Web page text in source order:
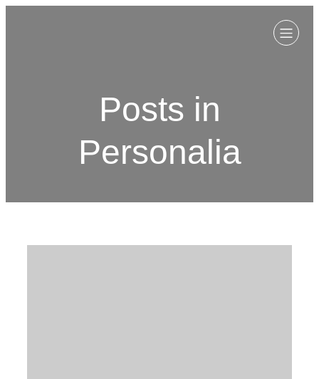
Posts in
Personalia